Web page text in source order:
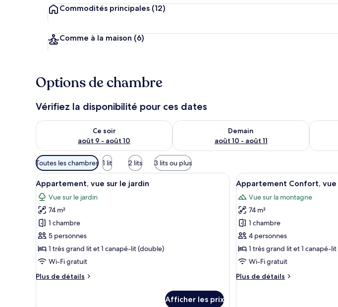
Commodités principales (12)
Comme à la maison (6)
Options de chambre
Vérifiez la disponibilité pour ces dates
Ce soir
août 9 - août 10
Vérifier la disponibilité pour ce soir août 9 - août 10
Demain
août 10 - août 11
Vérifier la disponibilité pour demain août 10 -
Vérifier
Filtres
disponibles
pour
les
chambres
Toutes les chambres 1 lit 2 lits 3 lits ou plus
Afficher
toutes
les
photos
pour
ce
type
de
chambre :
Appartement,
Un salon comprenant un coin repas, un canapé gris, une table basse et
28
Appartement, vue sur le jardin
Vue sur le jardin
74 m²
1 chambre
5 personnes
1 très grand lit et 1 canapé-lit (double)
Wi-Fi gratuit
Plus de détails
Plus
Afficher les prix
Afficher
toutes
les
photos
pour
ce
type
de
chambre :
Appartement
14
Appartement Confort, vue
Vue sur la montagne
74 m²
1 chambre
4 personnes
1 très grand lit et 1 canapé-
Wi-Fi gratuit
Plus de détails
Plus